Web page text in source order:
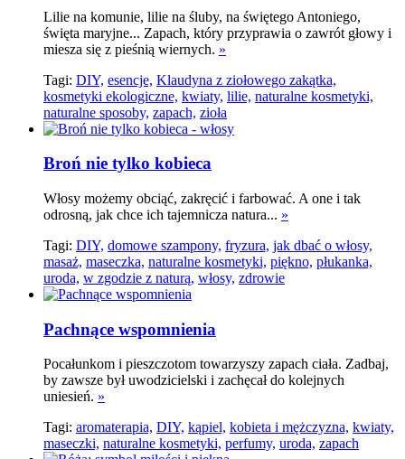
Lilie na komunie, lilie na śluby, na świętego Antoniego,
święta maryjne... Zapach, który przyprawia o zawrót głowy i
miesza się z pieśnią wiernych. »
Tagi: DIY, esencje, Klaudyna z ziołowego zakątka,
kosmetyki ekologiczne, kwiaty, lilie, naturalne kosmetyki,
naturalne sposoby, zapach, zioła
Broń nie tylko kobieca
Włosy możemy obciąć, zakręcić i farbować. A one i tak
odrosną, jak chce ich tajemnicza natura... »
Tagi: DIY, domowe szampony, fryzura, jak dbać o włosy,
masaż, maseczka, naturalne kosmetyki, piękno, płukanka,
uroda, w zgodzie z naturą, włosy, zdrowie
Pachnące wspomnienia
Pocałunkom i pieszczotom towarzyszy zapach ciała. Zadbaj,
by zawsze był uwodzicielski i zachęcał do kolejnych
uniesień. »
Tagi: aromaterapia, DIY, kąpiel, kobieta i mężczyzna, kwiaty,
maseczki, naturalne kosmetyki, perfumy, uroda, zapach